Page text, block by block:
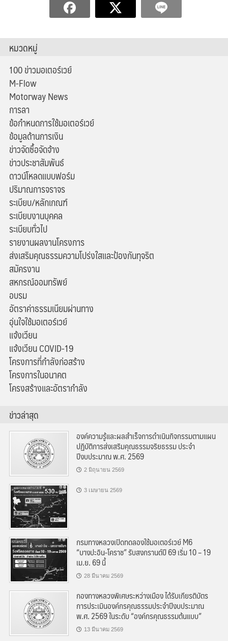
หมวดหมู่
100 ข่าวมอเตอร์เวย์
M-Flow
Motorway News
การลา
ข้อกำหนดการใช้มอเตอร์เวย์
ข้อมูลด้านการเงิน
ข่าวจัดซื้อจัดจ้าง
ข่าวประชาสัมพันธ์
ดาวน์โหลดแบบฟอร์ม
ปริมาณการจราจร
ระเบียบ/หลักเกณฑ์
ระเบียบงานบุคคล
ระเบียบทั่วไป
รายงานผลงานโครงการ
ส่งเสริมคุณธรรมความโปร่งใสและป้องกันทุจริต
สมัครงาน
สหกรณ์ออมทรัพย์
อบรม
อัตราค่าธรรมเนียมผ่านทาง
อุ่นใจใช้มอเตอร์เวย์
แจ้งเวียน
แจ้งเวียน COVID-19
โครงการที่กำลังก่อสร้าง
โครงการในอนาคต
โครงสร้างและอัตรากำลัง
ข่าวล่าสุด
องค์ความรู้และผลสำเร็จการดำเนินกิจกรรมตามแผน
ปฏิบัติการส่งเสริมคุณธรรมจริยธรรม ประจำ
ปีงบประมาณ พ.ศ. 2569
2 มิถุนายน 2569
3 เมษายน 2569
กรมทางหลวงเปิดทดลองใช้มอเตอร์เวย์ M6
“บางปะอิน-โคราช” รับสงกรานต์ปี 69 เริ่ม 10 – 19
เม.ย. 69 นี้
28 มีนาคม 2569
กองทางหลวงพิเศษระหว่างเมือง ได้รับเกียรติบัตร
การประเมินองค์กรคุณธรรมประจำปีงบประมาณ
พ.ศ. 2569 ในระดับ “องค์กรคุณธรรมต้นแบบ”
13 มีนาคม 2569